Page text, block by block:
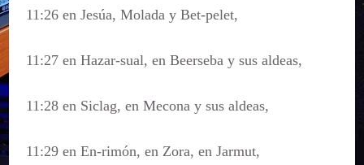
11:26 en Jesúa, Molada y Bet-pelet,
11:27 en Hazar-sual, en Beerseba y sus aldeas,
11:28 en Siclag, en Mecona y sus aldeas,
11:29 en En-rimón, en Zora, en Jarmut,